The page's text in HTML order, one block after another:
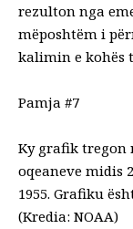
rezulton nga
mëposhtëm i
kalimin e kohës
Pamja #7
Ky grafik tregon
oqeaneve midis
1955. Grafiku
(Kredia: NOAA)